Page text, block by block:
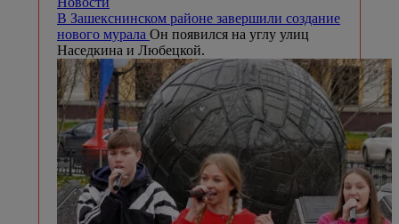
В Зашекснинском районе завершили создание
нового мурала Он появился на углу улиц
Наседкина и Любецкой.